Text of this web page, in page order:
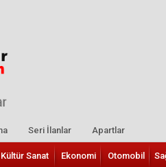
Seri İlanlar Apartlar
Kültür Sanat Ekonomi Otomobil